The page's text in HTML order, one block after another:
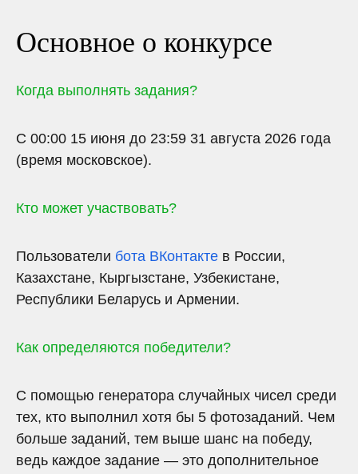
Основное о конкурсе
Когда выполнять задания?
С 00:00 15 июня до 23:59 31 августа 2026 года
(время московское).
Кто может участвовать?
Пользователи бота ВКонтакте в России,
Казахстане, Кыргызстане, Узбекистане,
Республики Беларусь и Армении.
Как определяются победители?
С помощью генератора случайных чисел среди
тех, кто выполнил хотя бы 5 фотозаданий. Чем
больше заданий, тем выше шанс на победу,
ведь каждое задание — это дополнительное